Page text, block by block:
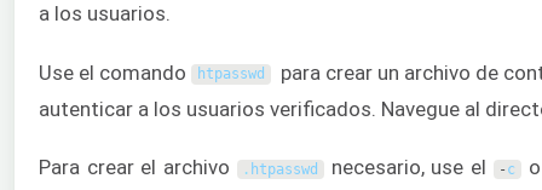
a los usuarios.
Use el comando htpasswd para crear un archivo de
autenticar a los usuarios verificados. Navegue al
Para crear el archivo . htpasswd necesario, use el - c